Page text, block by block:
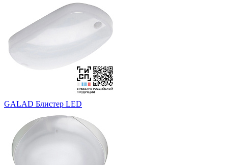
GALAD Блистер LED